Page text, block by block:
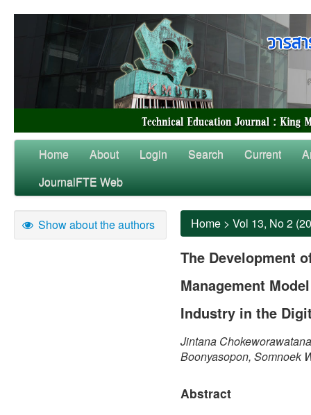
Home About Login Search Current
JournalFTE Web
Show about the authors Home > Vol 13, No 2
The Development
Management
Industry in the
Jintana
Boonyasopon, Somnoek
Abstract